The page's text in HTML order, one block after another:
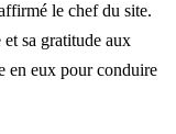
le chef du site.
et sa gratitude aux
en eux pour conduire